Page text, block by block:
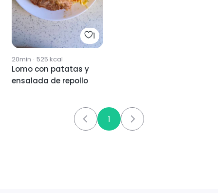
1
20min · 525 kcal
Lomo con patatas y
ensalada de repollo
1